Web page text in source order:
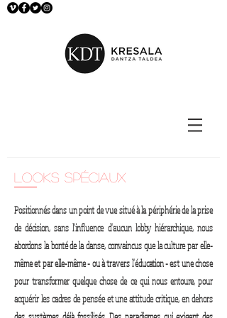
looks spéciaux
Positionnés dans un point de vue situé à la périphérie de la prise
de décision, sans l'influence d'aucun lobby hiérarchique, nous
abordons la bonté de la danse, convaincus que la culture par elle-
même et par elle-même - ou à travers l'éducation - est une chose
pour transformer quelque chose de ce qui nous entoure, pour
acquérir les cadres de pensée et une attitude critique, en dehors